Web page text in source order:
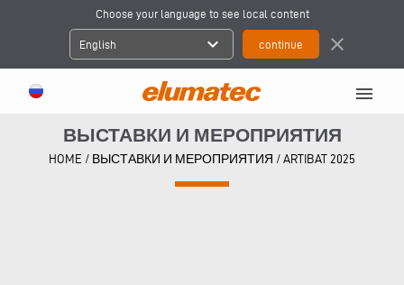
Choose your language to see local content
English expand_more close
menu
ВЫСТАВКИ И МЕРОПРИЯТИЯ
HOME / ВЫСТАВКИ И МЕРОПРИЯТИЯ / ARTIBAT 2025